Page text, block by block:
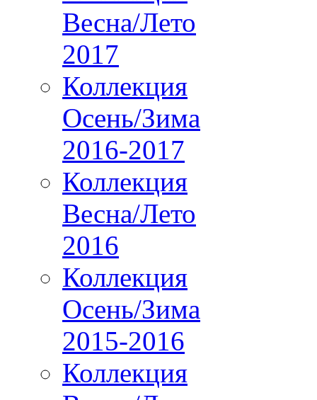
Весна/Лето
2017
Коллекция
Осень/Зима
2016-2017
Коллекция
Весна/Лето
2016
Коллекция
Осень/Зима
2015-2016
Коллекция